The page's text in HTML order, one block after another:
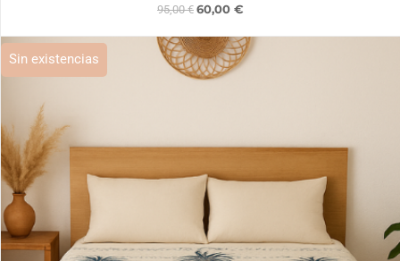
95,00€ 60,00 €
Sin existencias